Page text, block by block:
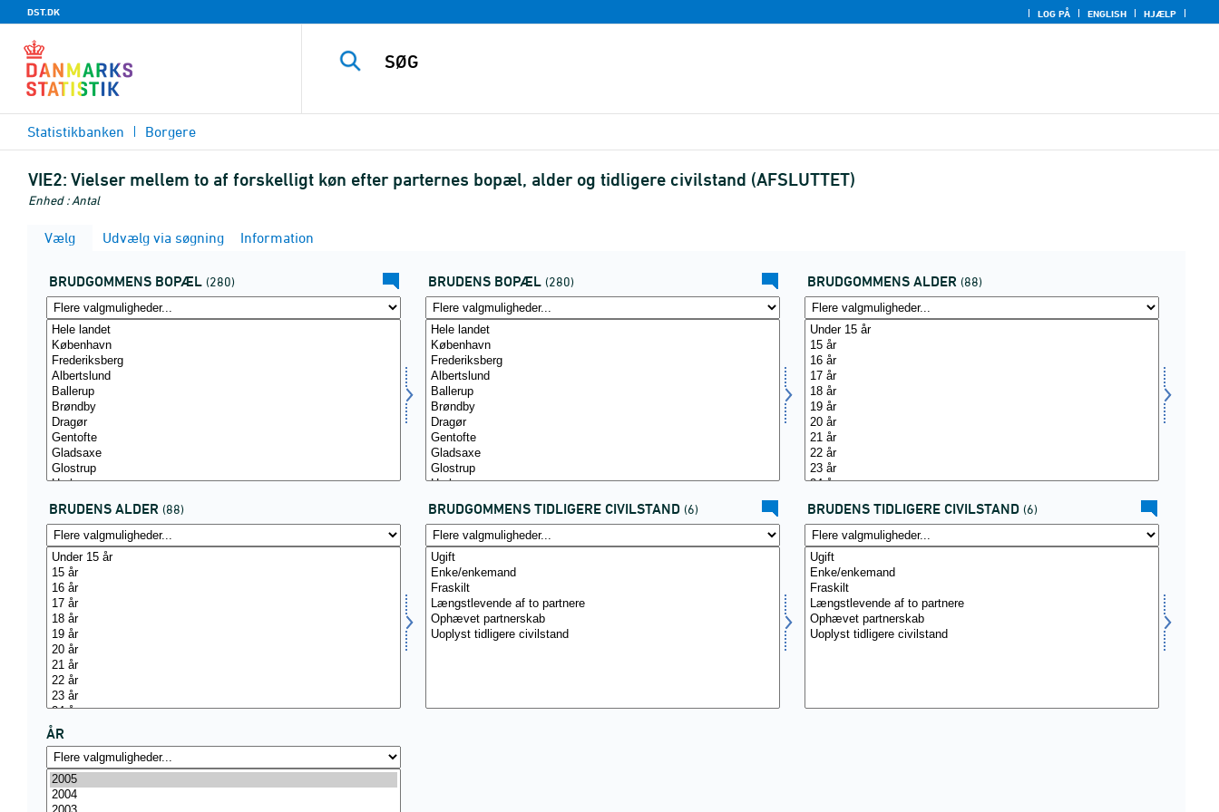
DST.DK LOG PÅ ENGLISH HJÆLP
Statistikbanken Borgere
VIE2: Vielser mellem to af forskelligt køn efter parternes bopæl, alder og tidligere civilstand (AFSLUTTET)
Enhed : Antal
Vælg Udvælg via søgning Information
BRUDGOMMENS BOPÆL (280) BRUDENS BOPÆL (280) BRUDGOMMENS ALDER (88)
BRUDENS ALDER (88) BRUDGOMMENS TIDLIGERE CIVILSTAND (6) BRUDENS TIDLIGERE CIVILSTAND (6)
ÅR